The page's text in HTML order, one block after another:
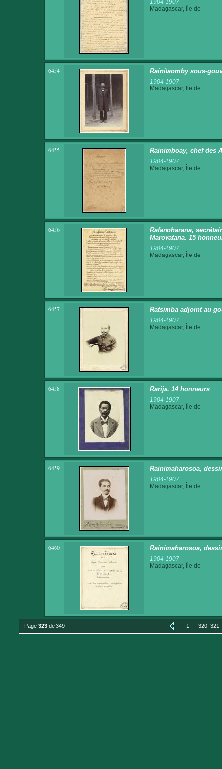
1904-1907
Madagascar, Île de
6454 Rainilaomby sous-
1904-1907
Madagascar, Île de
6455 Rainimboay, chef des
1904-1907
Madagascar, Île de
6456
Rafanoharana,
Marovatana. 15
1904-1907
Madagascar, Île de
6457 Ratsimba adjoint au
1904-1907
Madagascar, Île de
6458 Rarija. 14 honneurs
1904-1907
Madagascar, Île de
6459 Rainimaharosoa,
1904-1907
Madagascar, Île de
6460 Rainimaharosoa,
1904-1907
Madagascar, Île de
Page 323 de 349 1 ... 320 321